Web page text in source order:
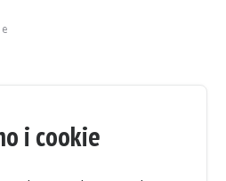
a Saint-Brieuc (22) in Francia e accetta
i cookie